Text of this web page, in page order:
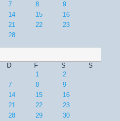
7 8
9
14 15
16
21 22
23
28
D F S
S
1
2
7 8
9
14 15
16
21 22
23
28 29
30